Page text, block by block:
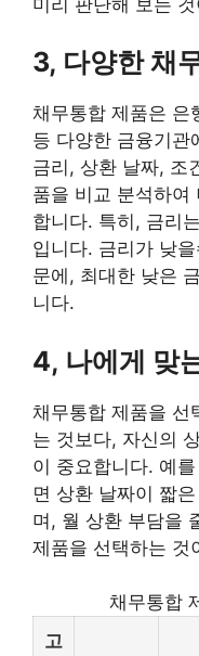
3, 다양한 채
채무통합 제품은 은
등 다양한 금융기관
금리, 상환 날짜, 조
품을 비교 분석하여
합니다. 특히, 금리
입니다. 금리가 낮
문에, 최대한 낮은
니다.
4, 나에게 맞
채무통합 제품을 선
는 것보다, 자신의
이 중요합니다. 예
면 상환 날짜이 짧
며, 월 상환 부담을
제품을 선택하는 것
채무통합
고